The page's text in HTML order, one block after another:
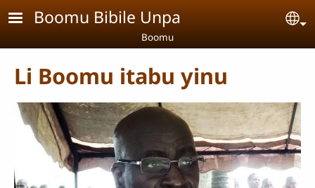
Aller au contenu principal
Boomu Bibile Unpa
Boomu
Li Boomu itabu yinu